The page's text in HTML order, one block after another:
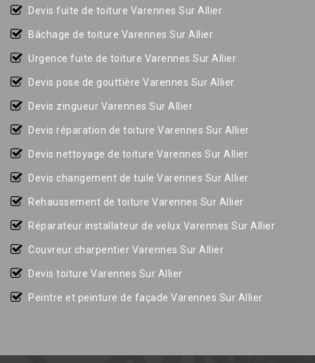
Devis fuite de toiture Varennes Sur Allier
Bâchage de toiture Varennes Sur Allier
Urgence fuite de toiture Varennes Sur Allier
Devis pose de gouttière Varennes Sur Allier
Devis zingueur Varennes Sur Allier
Devis réparation de toiture Varennes Sur Allier
Devis nettoyage de toiture Varennes Sur Allier
Devis changement de tuile Varennes Sur Allier
Rehaussement de toiture Varennes Sur Allier
Réparateur installateur de velux Varennes Sur Allier
Couvreur charpentier Varennes Sur Allier
Devis toiture Varennes Sur Allier
Peintre et peinture de façade Varennes Sur Allier